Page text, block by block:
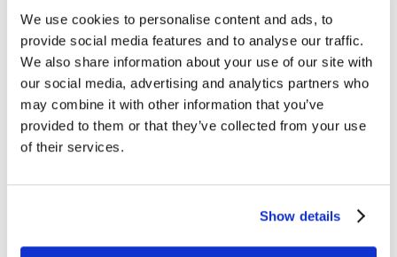
We use cookies to personalise content and ads, to
provide social media features and to analyse our traffic.
We also share information about your use of our site with
our social media, advertising and analytics partners who
may combine it with other information that you’ve
provided to them or that they’ve collected from your use
of their services.
Show details
Lavoro